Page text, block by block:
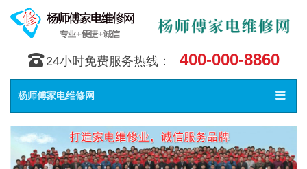
󰇯 24小时免费服务热线： 400-000-8860
Toggle
󰀥
杨师傅家电维修网